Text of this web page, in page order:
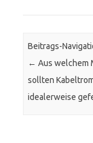
Beitrags-
← Aus welchem
sollten
idealerweise